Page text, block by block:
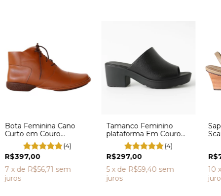
Bota Feminina Cano
Curto em Couro
Legítimo com Zíper
Lateral GE0004 (4)
R$397,00
7 x de R$56,71 sem
juros
Tamanco Feminino
plataforma Em Couro
Preto Salto Tratorado
(4)
R$297,00
5 x de R$59,40 sem
juros
10